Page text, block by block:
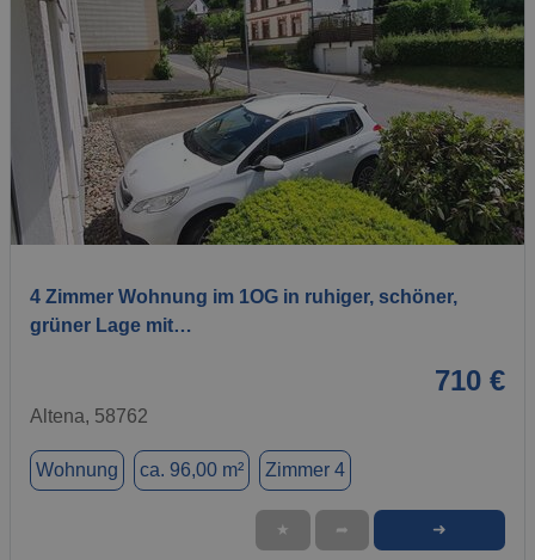
1 / 5
4 Zimmer Wohnung im 1OG in ruhiger, schöner,
grüner Lage mit…
710 €
Altena, 58762
Wohnung ca. 96,00 m² Zimmer 4
★ ➦ ➜